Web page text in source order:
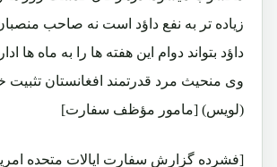
زیاده تر به نفع داؤد است نه صاحب
داؤد بتواند دوام این هفته ها را به ماه ها
وی منحیث مرد قدرتمند افغانستان تثبیت
(لویس) [مامور مؤظف سفارت]
[فشرده گزارش سفارت ایالات متحده